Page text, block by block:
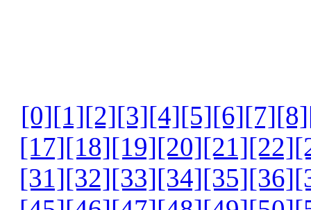
[0][1][2][3][4][5][6][7][8]
[17][18][19][20][21][22]
[31][32][33][34][35][36]